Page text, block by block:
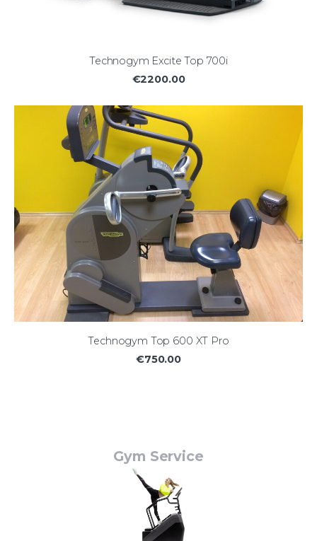
Technogym Excite Top 700i
€2200.00
Technogym Top 600 XT Pro
€750.00
Gym Service